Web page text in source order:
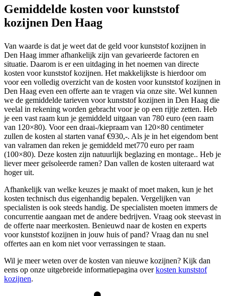
Gemiddelde kosten voor kunststof
kozijnen Den Haag
Van waarde is dat je weet dat de geld voor kunststof kozijnen in
Den Haag immer afhankelijk zijn van gevarieerde factoren en
situatie. Daarom is er een uitdaging in het noemen van directe
kosten voor kunststof kozijnen. Het makkelijkste is hierdoor om
voor een volledig overzicht van de kosten voor kunststof kozijnen in
Den Haag even een offerte aan te vragen via onze site. Wel kunnen
we de gemiddelde tarieven voor kunststof kozijnen in Den Haag die
veelal in rekening worden gebracht voor je op een rijtje zetten. Heb
je een vast raam kun je gemiddeld uitgaan van 780 euro (een raam
van 120×80). Voor een draai-/kiepraam van 120×80 centimeter
zullen de kosten al starten vanaf €930,-. Als je in het eigendom bent
van valramen dan reken je gemiddeld met770 euro per raam
(100×80). Deze kosten zijn natuurlijk beglazing en montage.. Heb je
liever meer geïsoleerde ramen? Dan vallen de kosten uiteraard wat
hoger uit.
Afhankelijk van welke keuzes je maakt of moet maken, kun je het
kosten technisch dus eigenhandig bepalen. Vergelijken van
specialisten is ook steeds handig. De specialisten moeten immers de
concurrentie aangaan met de andere bedrijven. Vraag ook steevast in
de offerte naar meerkosten. Benieuwd naar de kosten en experts
voor kunststof kozijnen in jouw huis of pand? Vraag dan nu snel
offertes aan en kom niet voor verrassingen te staan.
Wil je meer weten over de kosten van nieuwe kozijnen? Kijk dan
eens op onze uitgebreide informatiepagina overkosten kunststof
kozijnen.